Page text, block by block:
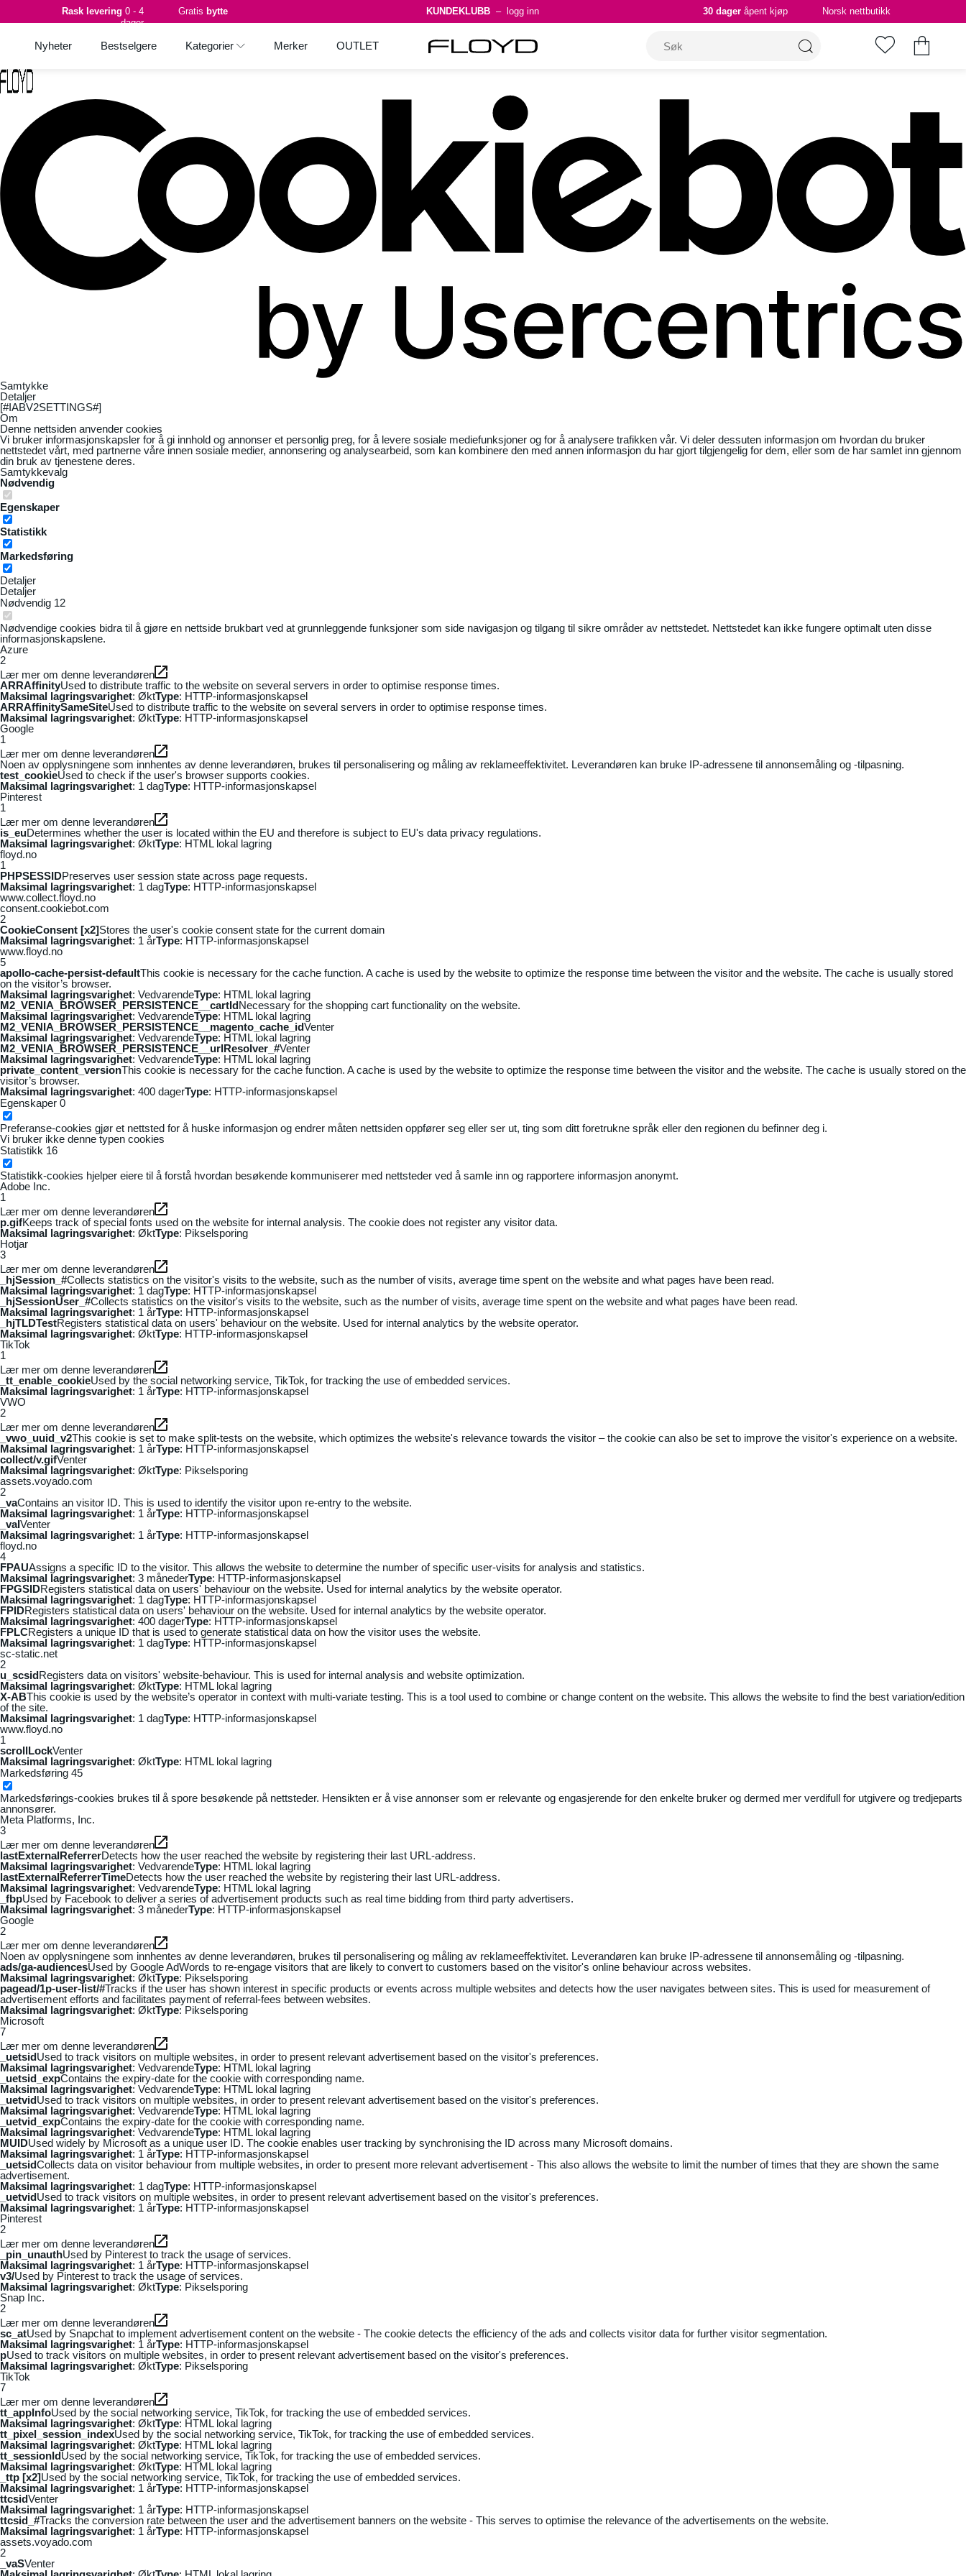
Samtykke
Detaljer
[#IABV2SETTINGS#]
Om
Denne nettsiden anvender cookies
Vi bruker informasjonskapsler for å gi innhold og annonser et personlig preg, for å levere sosiale mediefunksjoner og for å analysere trafikken vår. Vi deler dessuten informasjon om hvordan du bruker
nettstedet vårt, med partnerne våre innen sosiale medier, annonsering og analysearbeid, som kan kombinere den med annen informasjon du har gjort tilgjengelig for dem, eller som de har samlet inn gjennom
din bruk av tjenestene deres.
Samtykkevalg
Nødvendig
Egenskaper
Statistikk
Markedsføring
Detaljer
Detaljer
Nødvendig 12
Nødvendige cookies bidra til å gjøre en nettside brukbart ved at grunnleggende funksjoner som side navigasjon og tilgang til sikre områder av nettstedet. Nettstedet kan ikke fungere optimalt uten disse
informasjonskapslene.
Azure
2
Lær mer om denne leverandøren
ARRAffinityUsed to distribute traffic to the website on several servers in order to optimise response times.
Maksimal lagringsvarighet: ØktType: HTTP-informasjonskapsel
ARRAffinitySameSiteUsed to distribute traffic to the website on several servers in order to optimise response times.
Maksimal lagringsvarighet: ØktType: HTTP-informasjonskapsel
Google
1
Lær mer om denne leverandøren
Noen av opplysningene som innhentes av denne leverandøren, brukes til personalisering og måling av reklameeffektivitet. Leverandøren kan bruke IP-adressene til annonsemåling og -tilpasning.
test_cookieUsed to check if the user's browser supports cookies.
Maksimal lagringsvarighet: 1 dagType: HTTP-informasjonskapsel
Pinterest
1
Lær mer om denne leverandøren
is_euDetermines whether the user is located within the EU and therefore is subject to EU's data privacy regulations.
Maksimal lagringsvarighet: ØktType: HTML lokal lagring
floyd.no
1
PHPSESSIDPreserves user session state across page requests.
Maksimal lagringsvarighet: 1 dagType: HTTP-informasjonskapsel
www.collect.floyd.no
consent.cookiebot.com
2
CookieConsent [x2]Stores the user's cookie consent state for the current domain
Maksimal lagringsvarighet: 1 årType: HTTP-informasjonskapsel
www.floyd.no
5
apollo-cache-persist-defaultThis cookie is necessary for the cache function. A cache is used by the website to optimize the response time between the visitor and the website. The cache is usually stored
on the visitor’s browser.
Maksimal lagringsvarighet: VedvarendeType: HTML lokal lagring
M2_VENIA_BROWSER_PERSISTENCE__cartIdNecessary for the shopping cart functionality on the website.
Maksimal lagringsvarighet: VedvarendeType: HTML lokal lagring
M2_VENIA_BROWSER_PERSISTENCE__magento_cache_idVenter
Maksimal lagringsvarighet: VedvarendeType: HTML lokal lagring
M2_VENIA_BROWSER_PERSISTENCE__urlResolver_#Venter
Maksimal lagringsvarighet: VedvarendeType: HTML lokal lagring
private_content_versionThis cookie is necessary for the cache function. A cache is used by the website to optimize the response time between the visitor and the website. The cache is usually stored on the
visitor’s browser.
Maksimal lagringsvarighet: 400 dagerType: HTTP-informasjonskapsel
Egenskaper 0
Preferanse-cookies gjør et nettsted for å huske informasjon og endrer måten nettsiden oppfører seg eller ser ut, ting som ditt foretrukne språk eller den regionen du befinner deg i.
Vi bruker ikke denne typen cookies
Statistikk 16
Statistikk-cookies hjelper eiere til å forstå hvordan besøkende kommuniserer med nettsteder ved å samle inn og rapportere informasjon anonymt.
Adobe Inc.
1
Lær mer om denne leverandøren
p.gifKeeps track of special fonts used on the website for internal analysis. The cookie does not register any visitor data.
Maksimal lagringsvarighet: ØktType: Pikselsporing
Hotjar
3
Lær mer om denne leverandøren
_hjSession_#Collects statistics on the visitor's visits to the website, such as the number of visits, average time spent on the website and what pages have been read.
Maksimal lagringsvarighet: 1 dagType: HTTP-informasjonskapsel
_hjSessionUser_#Collects statistics on the visitor's visits to the website, such as the number of visits, average time spent on the website and what pages have been read.
Maksimal lagringsvarighet: 1 årType: HTTP-informasjonskapsel
_hjTLDTestRegisters statistical data on users' behaviour on the website. Used for internal analytics by the website operator.
Maksimal lagringsvarighet: ØktType: HTTP-informasjonskapsel
TikTok
1
Lær mer om denne leverandøren
_tt_enable_cookieUsed by the social networking service, TikTok, for tracking the use of embedded services.
Maksimal lagringsvarighet: 1 årType: HTTP-informasjonskapsel
VWO
2
Lær mer om denne leverandøren
_vwo_uuid_v2This cookie is set to make split-tests on the website, which optimizes the website's relevance towards the visitor – the cookie can also be set to improve the visitor's experience on a website.
Maksimal lagringsvarighet: 1 årType: HTTP-informasjonskapsel
collect/v.gifVenter
Maksimal lagringsvarighet: ØktType: Pikselsporing
assets.voyado.com
2
_vaContains an visitor ID. This is used to identify the visitor upon re-entry to the website.
Maksimal lagringsvarighet: 1 årType: HTTP-informasjonskapsel
_vaIVenter
Maksimal lagringsvarighet: 1 årType: HTTP-informasjonskapsel
floyd.no
4
FPAUAssigns a specific ID to the visitor. This allows the website to determine the number of specific user-visits for analysis and statistics.
Maksimal lagringsvarighet: 3 månederType: HTTP-informasjonskapsel
FPGSIDRegisters statistical data on users' behaviour on the website. Used for internal analytics by the website operator.
Maksimal lagringsvarighet: 1 dagType: HTTP-informasjonskapsel
FPIDRegisters statistical data on users' behaviour on the website. Used for internal analytics by the website operator.
Maksimal lagringsvarighet: 400 dagerType: HTTP-informasjonskapsel
FPLCRegisters a unique ID that is used to generate statistical data on how the visitor uses the website.
Maksimal lagringsvarighet: 1 dagType: HTTP-informasjonskapsel
sc-static.net
2
u_scsidRegisters data on visitors' website-behaviour. This is used for internal analysis and website optimization.
Maksimal lagringsvarighet: ØktType: HTML lokal lagring
X-ABThis cookie is used by the website’s operator in context with multi-variate testing. This is a tool used to combine or change content on the website. This allows the website to find the best variation/edition
of the site.
Maksimal lagringsvarighet: 1 dagType: HTTP-informasjonskapsel
www.floyd.no
1
scrollLockVenter
Maksimal lagringsvarighet: ØktType: HTML lokal lagring
Markedsføring 45
Markedsførings-cookies brukes til å spore besøkende på nettsteder. Hensikten er å vise annonser som er relevante og engasjerende for den enkelte bruker og dermed mer verdifull for utgivere og tredjeparts
annonsører.
Meta Platforms, Inc.
3
Lær mer om denne leverandøren
lastExternalReferrerDetects how the user reached the website by registering their last URL-address.
Maksimal lagringsvarighet: VedvarendeType: HTML lokal lagring
lastExternalReferrerTimeDetects how the user reached the website by registering their last URL-address.
Maksimal lagringsvarighet: VedvarendeType: HTML lokal lagring
_fbpUsed by Facebook to deliver a series of advertisement products such as real time bidding from third party advertisers.
Maksimal lagringsvarighet: 3 månederType: HTTP-informasjonskapsel
Google
2
Lær mer om denne leverandøren
Noen av opplysningene som innhentes av denne leverandøren, brukes til personalisering og måling av reklameeffektivitet. Leverandøren kan bruke IP-adressene til annonsemåling og -tilpasning.
ads/ga-audiencesUsed by Google AdWords to re-engage visitors that are likely to convert to customers based on the visitor's online behaviour across websites.
Maksimal lagringsvarighet: ØktType: Pikselsporing
pagead/1p-user-list/#Tracks if the user has shown interest in specific products or events across multiple websites and detects how the user navigates between sites. This is used for measurement of
advertisement efforts and facilitates payment of referral-fees between websites.
Maksimal lagringsvarighet: ØktType: Pikselsporing
Microsoft
7
Lær mer om denne leverandøren
_uetsidUsed to track visitors on multiple websites, in order to present relevant advertisement based on the visitor's preferences.
Maksimal lagringsvarighet: VedvarendeType: HTML lokal lagring
_uetsid_expContains the expiry-date for the cookie with corresponding name.
Maksimal lagringsvarighet: VedvarendeType: HTML lokal lagring
_uetvidUsed to track visitors on multiple websites, in order to present relevant advertisement based on the visitor's preferences.
Maksimal lagringsvarighet: VedvarendeType: HTML lokal lagring
_uetvid_expContains the expiry-date for the cookie with corresponding name.
Maksimal lagringsvarighet: VedvarendeType: HTML lokal lagring
MUIDUsed widely by Microsoft as a unique user ID. The cookie enables user tracking by synchronising the ID across many Microsoft domains.
Maksimal lagringsvarighet: 1 årType: HTTP-informasjonskapsel
_uetsidCollects data on visitor behaviour from multiple websites, in order to present more relevant advertisement - This also allows the website to limit the number of times that they are shown the same
advertisement.
Maksimal lagringsvarighet: 1 dagType: HTTP-informasjonskapsel
_uetvidUsed to track visitors on multiple websites, in order to present relevant advertisement based on the visitor's preferences.
Maksimal lagringsvarighet: 1 årType: HTTP-informasjonskapsel
Pinterest
2
Lær mer om denne leverandøren
_pin_unauthUsed by Pinterest to track the usage of services.
Maksimal lagringsvarighet: 1 årType: HTTP-informasjonskapsel
v3/Used by Pinterest to track the usage of services.
Maksimal lagringsvarighet: ØktType: Pikselsporing
Snap Inc.
2
Lær mer om denne leverandøren
sc_atUsed by Snapchat to implement advertisement content on the website - The cookie detects the efficiency of the ads and collects visitor data for further visitor segmentation.
Maksimal lagringsvarighet: 1 årType: HTTP-informasjonskapsel
pUsed to track visitors on multiple websites, in order to present relevant advertisement based on the visitor's preferences.
Maksimal lagringsvarighet: ØktType: Pikselsporing
TikTok
7
Lær mer om denne leverandøren
tt_appInfoUsed by the social networking service, TikTok, for tracking the use of embedded services.
Maksimal lagringsvarighet: ØktType: HTML lokal lagring
tt_pixel_session_indexUsed by the social networking service, TikTok, for tracking the use of embedded services.
Maksimal lagringsvarighet: ØktType: HTML lokal lagring
tt_sessionIdUsed by the social networking service, TikTok, for tracking the use of embedded services.
Maksimal lagringsvarighet: ØktType: HTML lokal lagring
_ttp [x2]Used by the social networking service, TikTok, for tracking the use of embedded services.
Maksimal lagringsvarighet: 1 årType: HTTP-informasjonskapsel
ttcsidVenter
Maksimal lagringsvarighet: 1 årType: HTTP-informasjonskapsel
ttcsid_#Tracks the conversion rate between the user and the advertisement banners on the website - This serves to optimise the relevance of the advertisements on the website.
Maksimal lagringsvarighet: 1 årType: HTTP-informasjonskapsel
assets.voyado.com
2
_vaSVenter
Rask levering 0 - 4
dager
Gratis bytte KUNDEKLUBB – logg inn 30 dager åpent kjøp Norsk nettbutikk
Nyheter Bestselgere Kategorier Merker OUTLET